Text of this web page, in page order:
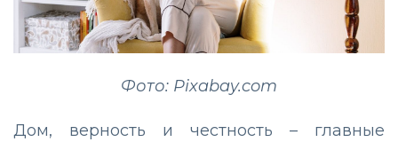
Фото: Pixabay.com
Дом, верность и честность – главные